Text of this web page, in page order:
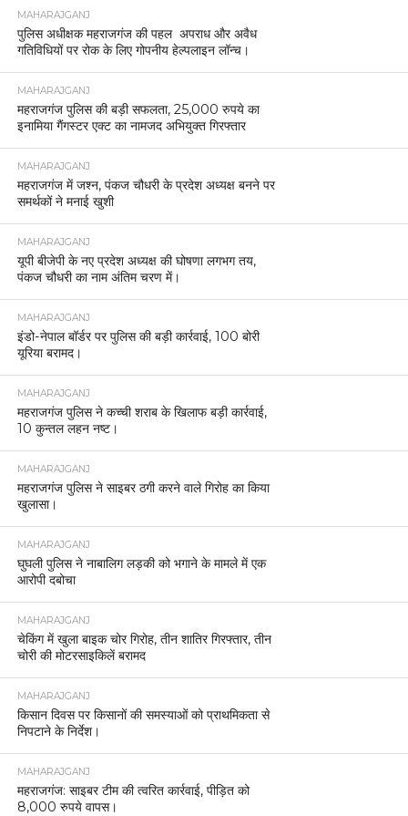
MAHARAJGANJ
पुलिस अधीक्षक महराजगंज की पहल अपराध और अवैध
गतिविधियों पर रोक के लिए गोपनीय हेल्पलाइन लॉन्च।
MAHARAJGANJ
महराजगंज पुलिस की बड़ी सफलता, 25,000 रुपये का
इनामिया गैंगस्टर एक्ट का नामजद अभियुक्त गिरफ्तार
MAHARAJGANJ
महराजगंज में जश्न, पंकज चौधरी के प्रदेश अध्यक्ष बनने पर
समर्थकों ने मनाई खुशी
MAHARAJGANJ
यूपी बीजेपी के नए प्रदेश अध्यक्ष की घोषणा लगभग तय,
पंकज चौधरी का नाम अंतिम चरण में।
MAHARAJGANJ
इंडो-नेपाल बॉर्डर पर पुलिस की बड़ी कार्रवाई, 100 बोरी
यूरिया बरामद।
MAHARAJGANJ
महराजगंज पुलिस ने कच्ची शराब के खिलाफ बड़ी कार्रवाई,
10 कुन्तल लहन नष्ट।
MAHARAJGANJ
महराजगंज पुलिस ने साइबर ठगी करने वाले गिरोह का किया
खुलासा।
MAHARAJGANJ
घुघली पुलिस ने नाबालिग लड़की को भगाने के मामले में एक
आरोपी दबोचा
MAHARAJGANJ
चेकिंग में खुला बाइक चोर गिरोह, तीन शातिर गिरफ्तार, तीन
चोरी की मोटरसाइकिलें बरामद
MAHARAJGANJ
किसान दिवस पर किसानों की समस्याओं को प्राथमिकता से
निपटाने के निर्देश।
MAHARAJGANJ
महराजगंज: साइबर टीम की त्वरित कार्रवाई, पीड़ित को
8,000 रुपये वापस।